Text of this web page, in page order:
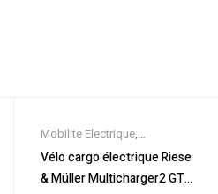
Mobilite Electrique,
Nouveautes,Promos &
Soldes,Tricycles & Cargos,
Vélo cargo électrique Riese
& Müller Multicharger2 GT